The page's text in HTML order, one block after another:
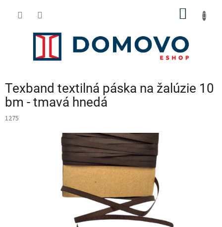
Texband textilná páska na žalúzie 10
bm - tmavá hnedá
1275